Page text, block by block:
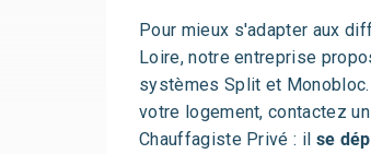
Pour mieux s'adapter aux
Loire, notre entreprise
systèmes Split et Monobloc.
votre logement, contactez
Chauffagiste Privé : il se